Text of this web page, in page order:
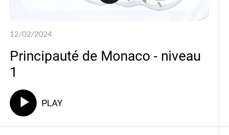
12/02/2024
Principauté de Monaco - niveau
1
PLAY